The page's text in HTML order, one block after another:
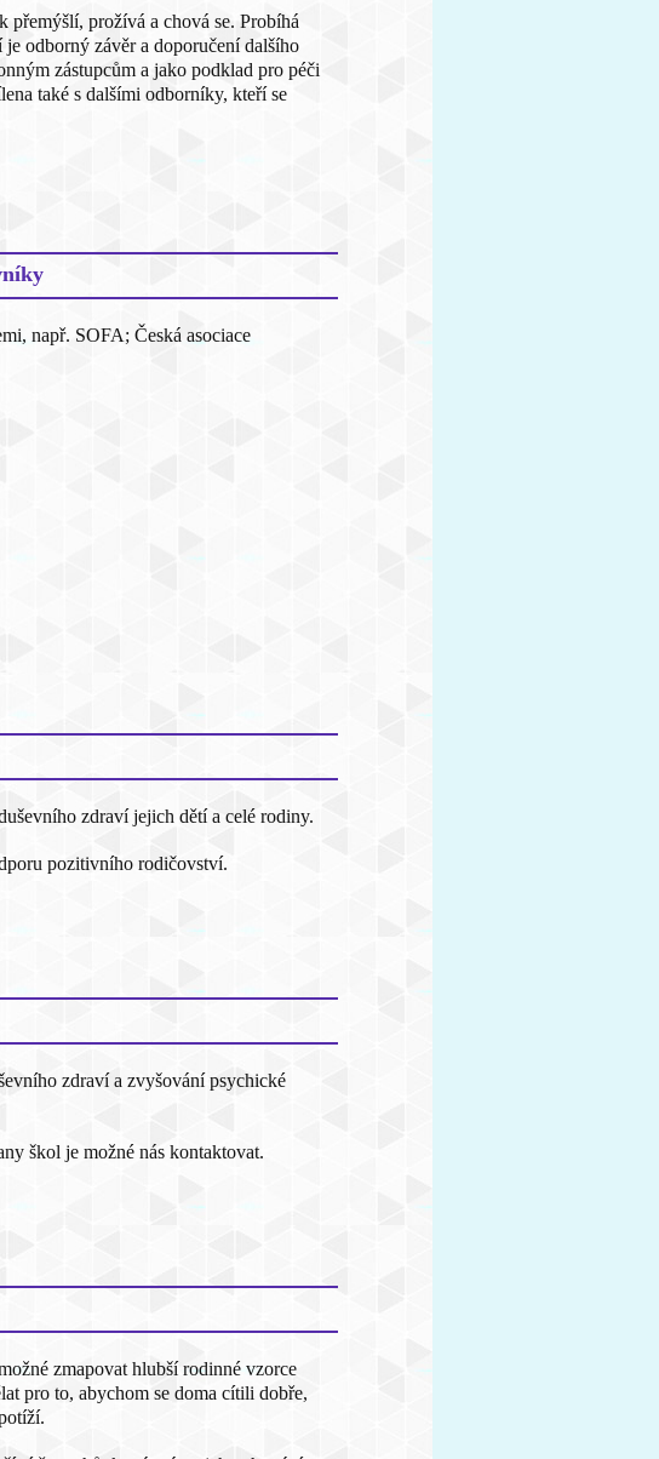
přemýšlí, prožívá a chová se. Probíhá
odborný závěr a doporučení dalšího
zástupcům a jako podklad pro péči
také s dalšími odborníky, kteří se
např. SOFA; Česká asociace
zdraví jejich dětí a celé rodiny.
pozitivního rodičovství.
zdraví a zvyšování psychické
škol je možné nás kontaktovat.
zmapovat hlubší rodinné vzorce
pro to, abychom se doma cítili dobře,